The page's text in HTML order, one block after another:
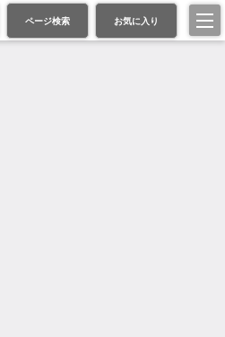
ページ検索 お気に入り